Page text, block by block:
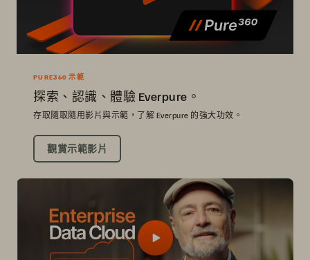
PURE360 示範
探索、認識、體驗 Everpure。
存取隨取隨用影片與示範，了解 Everpure 的強大功效。
觀賞示範影片